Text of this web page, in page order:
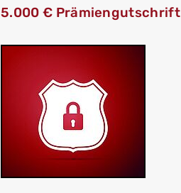
5.000 € Prämiengutschrift